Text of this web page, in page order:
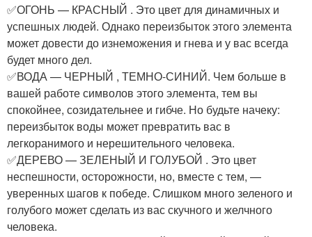
✅ОГОНЬ — КРАСНЫЙ . Это цвет для динамичных и
успешных людей. Однако переизбыток этого элемента
может довести до изнеможения и гнева и у вас всегда
будет много дел.
✅ВОДА — ЧЕРНЫЙ , ТЕМНО-СИНИЙ. Чем больше в
вашей работе символов этого элемента, тем вы
спокойнее, созидательнее и гибче. Но будьте начеку:
переизбыток воды может превратить вас в
легкоранимого и нерешительного человека.
✅ДЕРЕВО — ЗЕЛЕНЫЙ И ГОЛУБОЙ . Это цвет
неспешности, осторожности, но, вместе с тем, —
уверенных шагов к победе. Слишком много зеленого и
голубого может сделать из вас скучного и желчного
человека.